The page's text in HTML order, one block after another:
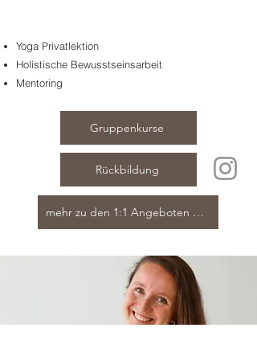
Yoga Privatlektion
Holistische Bewusstseinsarbeit
Mentoring
Gruppenkurse
Rückbildung
mehr zu den 1:1 Angeboten & Livia